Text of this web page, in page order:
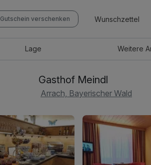
Gutschein verschenken Wunschzettel
Lage Weitere
Gasthof Meindl
Arrach, Bayerischer Wald